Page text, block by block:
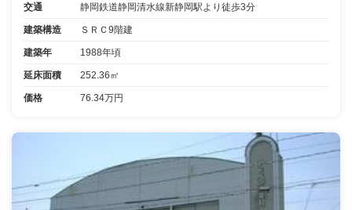
交通 静岡鉄道静岡清水線新静岡駅より徒歩3分
建築構造 ＳＲＣ9階建
建築年 1988年頃
延床面積 252.36㎡
価格 76.34万円